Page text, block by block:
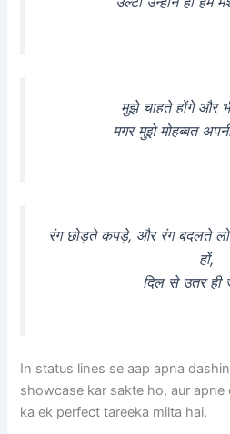
मुझे चाहते होंगे और
मगर मुझे मोहब्बत
रंग छोड़ते कपड़े, और रंग बदलते
हों,
दिल से उतर ही
In status lines se aap apna
showcase kar sakte ho, aur
ka ek perfect tareeka milta hai.